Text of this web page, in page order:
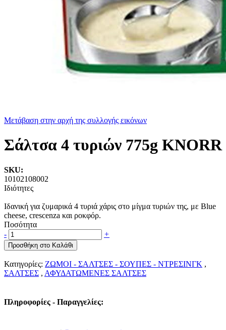
Μετάβαση στην αρχή της συλλογής εικόνων
Σάλτσα 4 τυριών 775g KNORR
SKU:
10102108002
Ιδιότητες
Ιδανική για ζυμαρικά 4 τυριά χάρις στο μίγμα τυριών της, με Blue
cheese, crescenza και ροκφόρ.
Ποσότητα
-
+
Προσθήκη στο Καλάθι
Κατηγορίες: ΖΩΜΟΙ - ΣΑΛΤΣΕΣ - ΣΟΥΠΕΣ - ΝΤΡΕΣΙΝΓΚ ,
ΣΑΛΤΣΕΣ , ΑΦΥΔΑΤΩΜΕΝΕΣ ΣΑΛΤΣΕΣ
Πληροφορίες - Παραγγελίες: